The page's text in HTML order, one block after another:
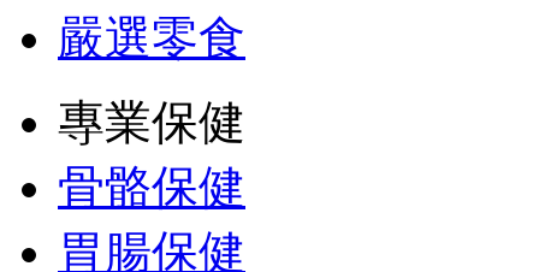
嚴選零食
專業保健
骨骼保健
胃腸保健